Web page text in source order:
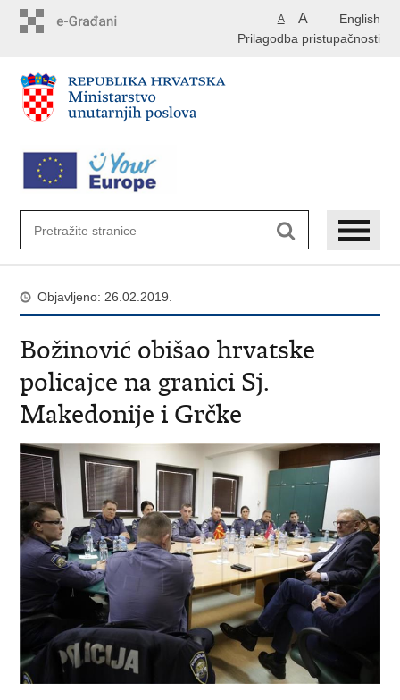
English
A A
Prilagodba pristupačnosti
Objavljeno: 26.02.2019.
Božinović obišao hrvatske
policajce na granici Sj.
Makedonije i Grčke